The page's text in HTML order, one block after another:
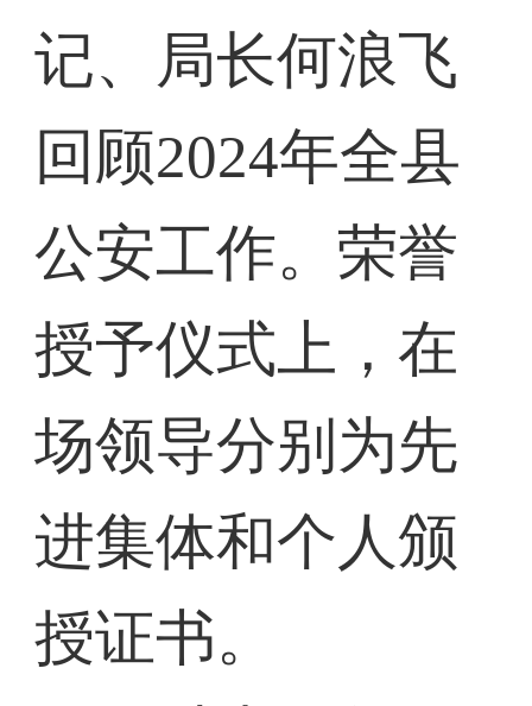
记、局长何浪飞
回顾2024年全县
公安工作。荣誉
授予仪式上，在
场领导分别为先
进集体和个人颁
授证书。